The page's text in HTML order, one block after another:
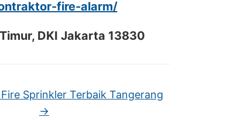
fire-alarm/
DKI Jakarta 13830
Sprinkler Terbaik Tangerang
→